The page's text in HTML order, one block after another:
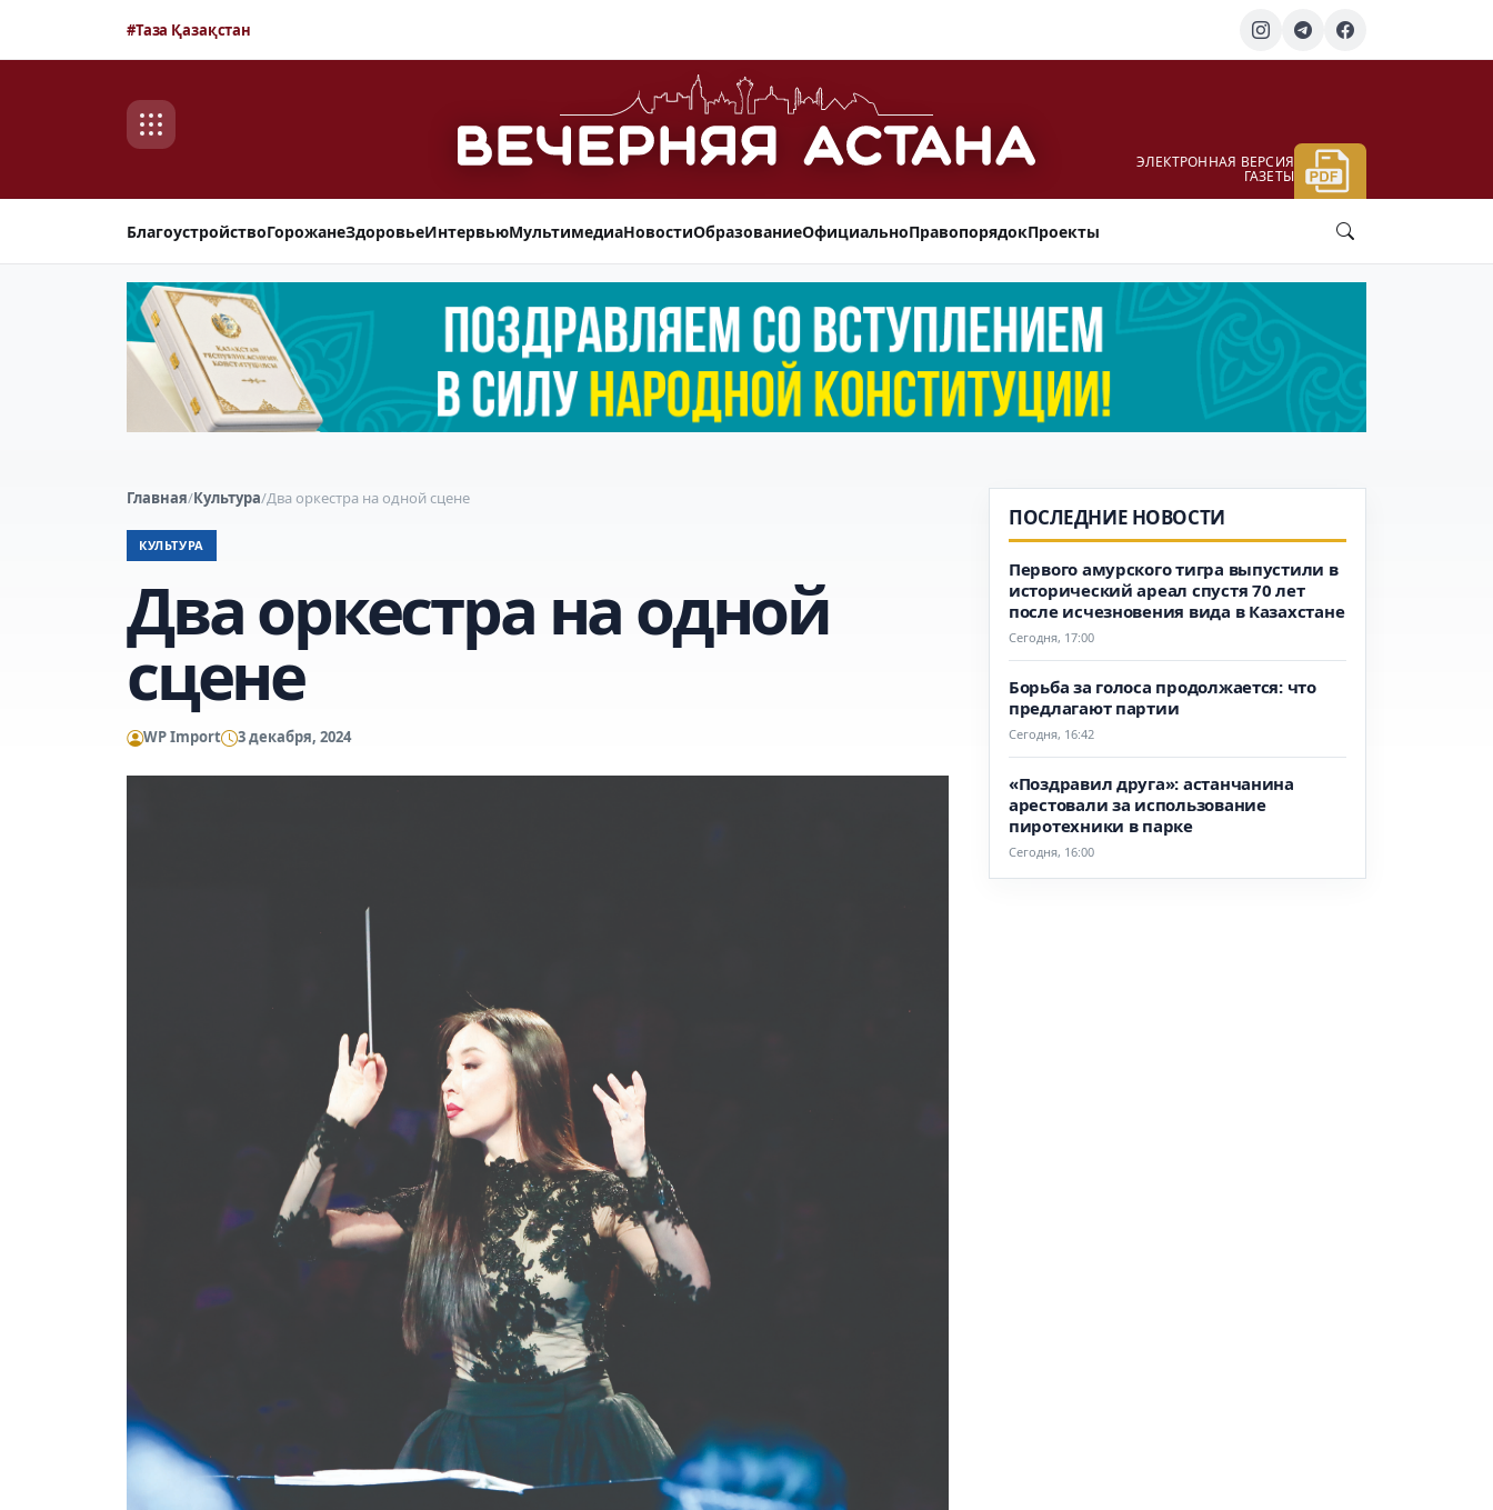
#Таза Қазақстан
ЭЛЕКТРОННАЯ ВЕРСИЯ
ГАЗЕТЫ
БлагоустройствоГорожанеЗдоровьеИнтервьюМультимедиаНовостиОбразованиеОфициальноПравопорядокПроекты
Главная/Культура/Два оркестра на одной сцене
КУЛЬТУРА
Два оркестра на одной
сцене
WP Import 3 декабря, 2024
ПОСЛЕДНИЕ НОВОСТИ
Первого амурского тигра выпустили в
исторический ареал спустя 70 лет
после исчезновения вида в Казахстане
Сегодня, 17:00
Борьба за голоса продолжается: что
предлагают партии
Сегодня, 16:42
«Поздравил друга»: астанчанина
арестовали за использование
пиротехники в парке
Сегодня, 16:00